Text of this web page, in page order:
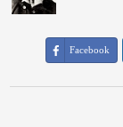
Facebook